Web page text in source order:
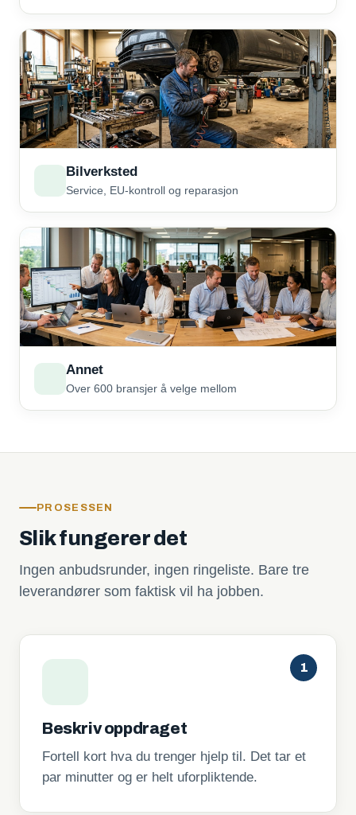
Bilverksted
Service, EU-kontroll og reparasjon
Annet
Over 600 bransjer å velge mellom
PROSESSEN
Slik fungerer det
Ingen anbudsrunder, ingen ringeliste. Bare tre
leverandører som faktisk vil ha jobben.
1
Beskriv oppdraget
Fortell kort hva du trenger hjelp til. Det tar et
par minutter og er helt uforpliktende.